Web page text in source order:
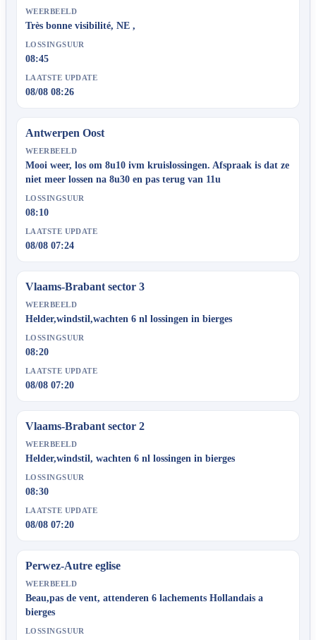
WEERBEELD
Très bonne visibilité, NE ,
LOSSINGSUUR
08:45
LAATSTE UPDATE
08/08 08:26
Antwerpen Oost
WEERBEELD
Mooi weer, los om 8u10 ivm kruislossingen. Afspraak is dat ze
niet meer lossen na 8u30 en pas terug van 11u
LOSSINGSUUR
08:10
LAATSTE UPDATE
08/08 07:24
Vlaams-Brabant sector 3
WEERBEELD
Helder,windstil,wachten 6 nl lossingen in bierges
LOSSINGSUUR
08:20
LAATSTE UPDATE
08/08 07:20
Vlaams-Brabant sector 2
WEERBEELD
Helder,windstil, wachten 6 nl lossingen in bierges
LOSSINGSUUR
08:30
LAATSTE UPDATE
08/08 07:20
Perwez-Autre eglise
WEERBEELD
Beau,pas de vent, attenderen 6 lachements Hollandais a
bierges
LOSSINGSUUR